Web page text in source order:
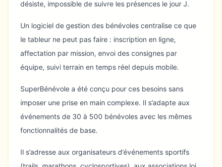
désiste, impossible de suivre les présences le jour J.
Un logiciel de gestion des bénévoles centralise ce que
le tableur ne peut pas faire : inscription en ligne,
affectation par mission, envoi des consignes par
équipe, suivi terrain en temps réel depuis mobile.
SuperBénévole a été conçu pour ces besoins sans
imposer une prise en main complexe. Il s’adapte aux
événements de 30 à 500 bénévoles avec les mêmes
fonctionnalités de base.
Il s’adresse aux organisateurs d’événements sportifs